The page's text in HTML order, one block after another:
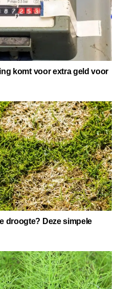
komt voor extra geld voor
droogte? Deze simpele